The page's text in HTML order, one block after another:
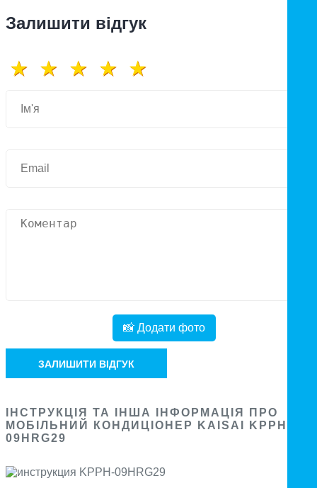
Залишити відгук
📸 Додати фото
ЗАЛИШИТИ ВІДГУК
ІНСТРУКЦІЯ ТА ІНША ІНФОРМАЦІЯ ПРО
МОБІЛЬНИЙ КОНДИЦІОНЕР KAISAI KPPH-
09HRG29